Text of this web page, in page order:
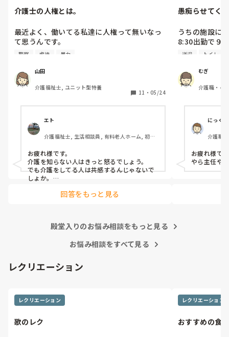
者さんに「この子にその話したら永遠に話す
年齢や認知症の事を考えても、嵐のメンバー
3人とキムタクが誰と結婚したのか覚えてい
た事に驚きながらも嬉しかったな～😂
介護士の人権とは。
最近よく、働いてる私達に人権って無いなっ
て思うんです。
も、蹴られても
キチガイと言われても、アホだのバカだと言
われても、助けて貰えない
か。」と声をかけている
でも、何をされているのか理解出来ていない
から、私達が虐待しているかのように騒ぐ
被害妄想をされ、上の者を呼べ、警察を呼
べ、先生を呼べ、と。
私達は、
押さえつけたり叩いたりつねったりしたら身
キチガイだのバカだのアホだの言ったら精神
訴えられる
うが、
そういう病気だから、そういう性格だからと
こっちの方がよっぽど虐待受けてるよ。
警察 虐待 暴力
山田
介護福祉士, ユニット型特養
11 ・ 05/24
エト
介護福祉士, 生活相談員, 有料老人ホーム, 初任
お疲れ様です。
介護を知らない人はきっと怒るでしょう。
でも介護をしてる人は共感するんじゃないで
しょか。
介護者はそれが仕事だし、プロであるから対
心は結構ボロボロのことあります。
無理だと思えば逃げることも勇気だと思うの
回答をもっと見る
愚痴らせてく
うちの施設に
8:30出勤で９
ひたすらおし
除を「暇なら
っている。（
あなたが喋っ
送迎表も自分
か、他の人が
て勝手に（自
そして日中も
導もせず。
この人がいる
大変の方がま
送迎 トイレ
むぎ
介護職・ヘ
にっく
介護職
お疲れ様で
やら主任や
殿堂入りのお悩み相談をもっと見る
お悩み相談をすべて見る
レクリエーション
レクリエーション
歌のレク
レクリエーション
おすすめの食